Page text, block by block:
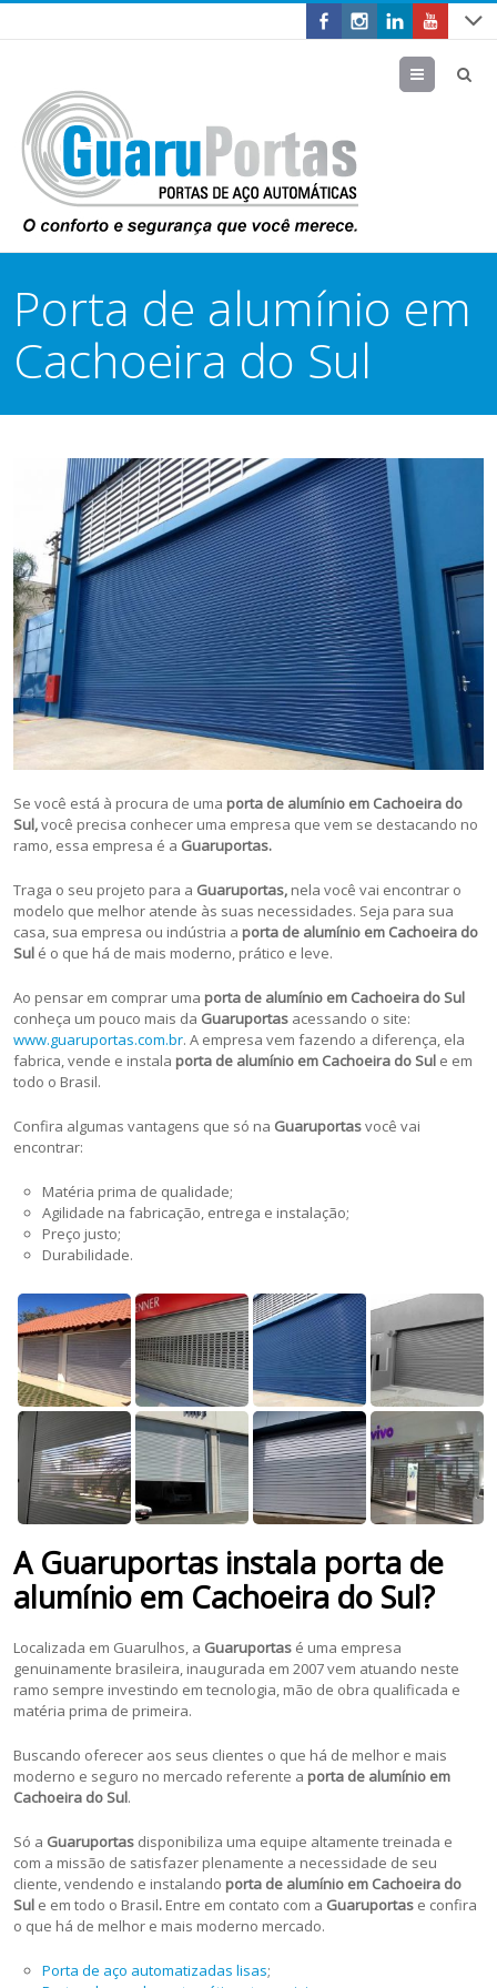
Menu
Porta de alumínio em
Cachoeira do Sul
Se você está à procura de uma porta de alumínio em Cachoeira do
Sul,você precisa conhecer uma empresa que vem se destacando no
ramo, essa empresa é a Guaruportas.
Traga o seu projeto para a Guaruportas, nela você vai encontrar o
modelo que melhor atende às suas necessidades. Seja para sua
casa, sua empresa ou indústria a porta de alumínio em Cachoeira do
Sul é o que há de mais moderno, prático e leve.
Ao pensar em comprar uma porta de alumínio em Cachoeira do Sul
conheça um pouco mais da Guaruportas acessando o site:
www.guaruportas.com.br. A empresa vem fazendo a diferença, ela
fabrica, vende e instala porta de alumínio em Cachoeira do Sul e em
todo o Brasil.
Confira algumas vantagens que só na Guaruportasvocê vai
encontrar:
Matéria prima de qualidade;
Agilidade na fabricação, entrega e instalação;
Preço justo;
Durabilidade.
A Guaruportas instala porta de
alumínio em Cachoeira do Sul?
Localizada em Guarulhos, a Guaruportas é uma empresa
genuinamente brasileira, inaugurada em 2007 vem atuando neste
ramo sempre investindo em tecnologia, mão de obra qualificada e
matéria prima de primeira.
Buscando oferecer aos seus clientes o que há de melhor e mais
moderno e seguro no mercado referente a porta de alumínio em
Cachoeira do Sul.
Só a Guaruportas disponibiliza uma equipe altamente treinada e
com a missão de satisfazer plenamente a necessidade de seu
cliente, vendendo e instalando porta de alumínio em Cachoeira do
Sul e em todo o Brasil. Entre em contato com a Guaruportas e confira
o que há de melhor e mais moderno mercado.
Porta de aço automatizadas lisas;